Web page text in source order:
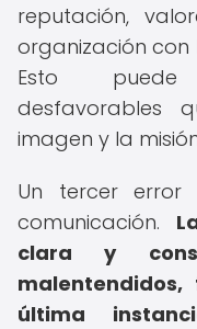
reputación,
organización
Esto puede
desfavorables
imagen y la
Un tercer
comunicación.
clara y
última